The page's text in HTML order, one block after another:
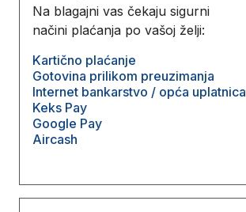
Na blagajni vas čekaju sigurni
načini plaćanja po vašoj želji:
Kartično plaćanje
Gotovina prilikom preuzimanja
Internet bankarstvo / opća uplatnica
Keks Pay
Google Pay
Aircash